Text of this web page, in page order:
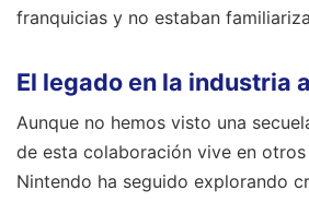
franquicias y no estaban
El legado en la industria
Aunque no hemos visto una
de esta colaboración vive en
Nintendo ha seguido explorando